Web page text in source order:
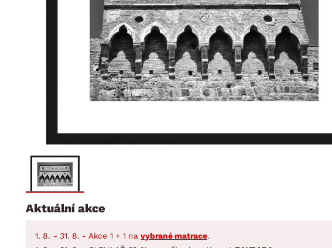
Dětský pokoj
Předsíň, šatna a chodba
Kuchyně
Koupelna
Domácnost
STOLOVÁNÍ A VAŘENÍ
Jídelní servis
Příbory
Hrnce
Pánve
Zobrazit vše
Koupelnové sestavy
Jídelní sestavy
Zahradní sestavy
Aktuální akce
1. 8. - 31. 8. - Akce 1 + 1 navybrané matrace.